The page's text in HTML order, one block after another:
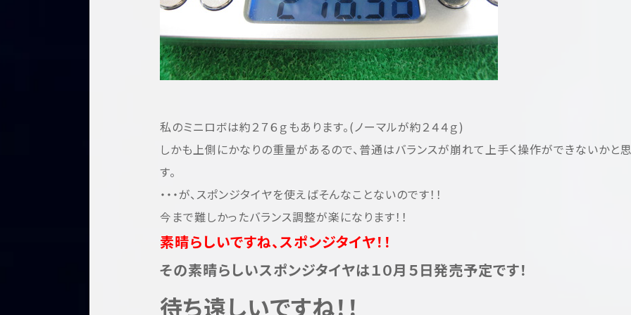
私のミニロボは約２７６ｇもあります。(ノーマルが約２４４ｇ)
しかも上側にかなりの重量があるので、普通はバランスが崩れて上手く操作ができないかと
す。
・・・が、スポンジタイヤを使えばそんなことないのです！！
今まで難しかったバランス調整が楽になります！！
素晴らしいですね、スポンジタイヤ！！
その素晴らしいスポンジタイヤは１０月５日発売予定です！
待ち遠しいですね！！